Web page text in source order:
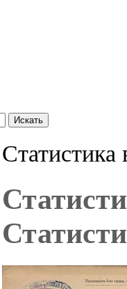
Искать
Статистика